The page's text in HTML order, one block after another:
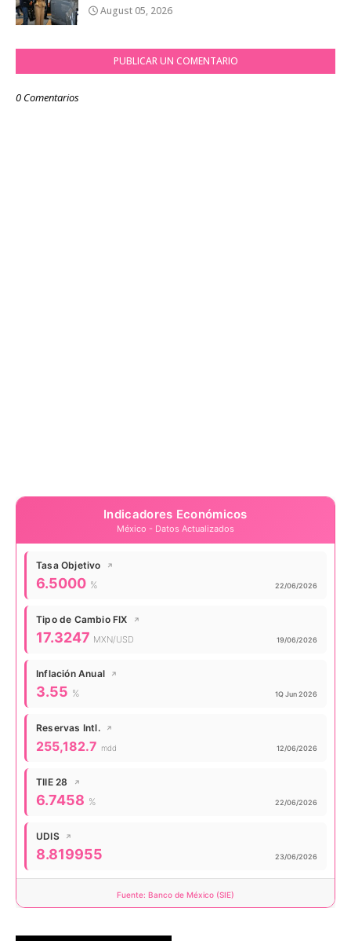
August 05, 2026
PUBLICAR UN COMENTARIO
0 Comentarios
Indicadores Económicos
México - Datos Actualizados
Tasa Objetivo ↗
Valor actual:
6.5000 % Actualizado:
22/06/2026
Tipo de Cambio FIX ↗
Valor actual:
17.3247 MXN/USD Actualizado:
19/06/2026
Inflación Anual ↗
Valor actual:
3.55 % Actualizado:
1Q Jun 2026
Reservas Intl. ↗
Valor actual:
255,182.7 mdd Actualizado:
12/06/2026
TIIE 28 ↗
Valor actual:
6.7458 % Actualizado:
22/06/2026
UDIS ↗
Valor actual:
8.819955 Actualizado:
23/06/2026
Fuente: Banco de México (SIE)